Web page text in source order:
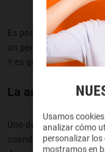
Es posible que a estas
un perro
instagrammer
Y es que no es una
La ansiedad por
Uno de los grandes
cuando sus perros se
Usamos
analizar cómo
personalizar
mostramos en